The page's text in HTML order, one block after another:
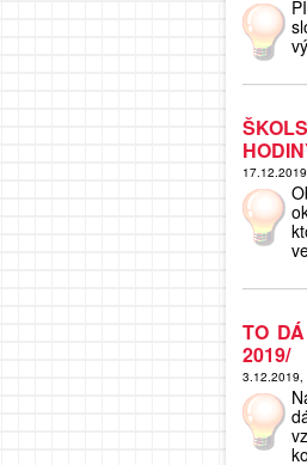
TO
2019/
3.12.2019,